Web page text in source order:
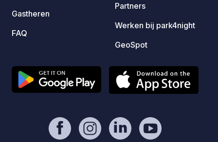
Gastheren
FAQ
Partners
Werken bij park4night
GeoSpot